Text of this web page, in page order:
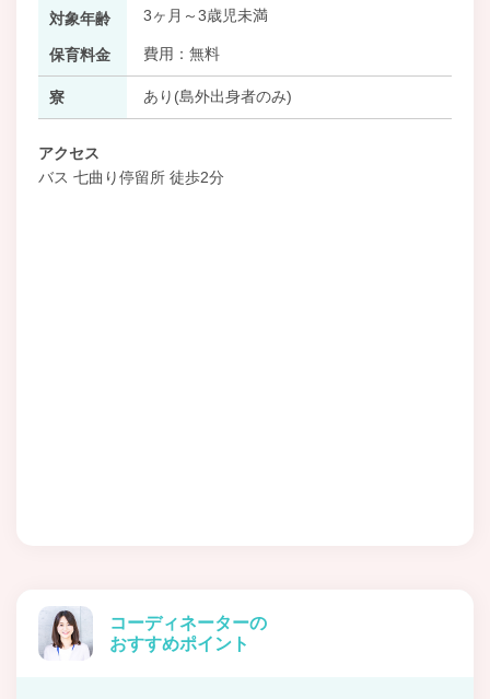
対象年齢
3ヶ月～3歳児未満
保育料金 費用：無料
寮 あり(島外出身者のみ)
アクセス
バス 七曲り停留所 徒歩2分
コーディネーターの
おすすめポイント